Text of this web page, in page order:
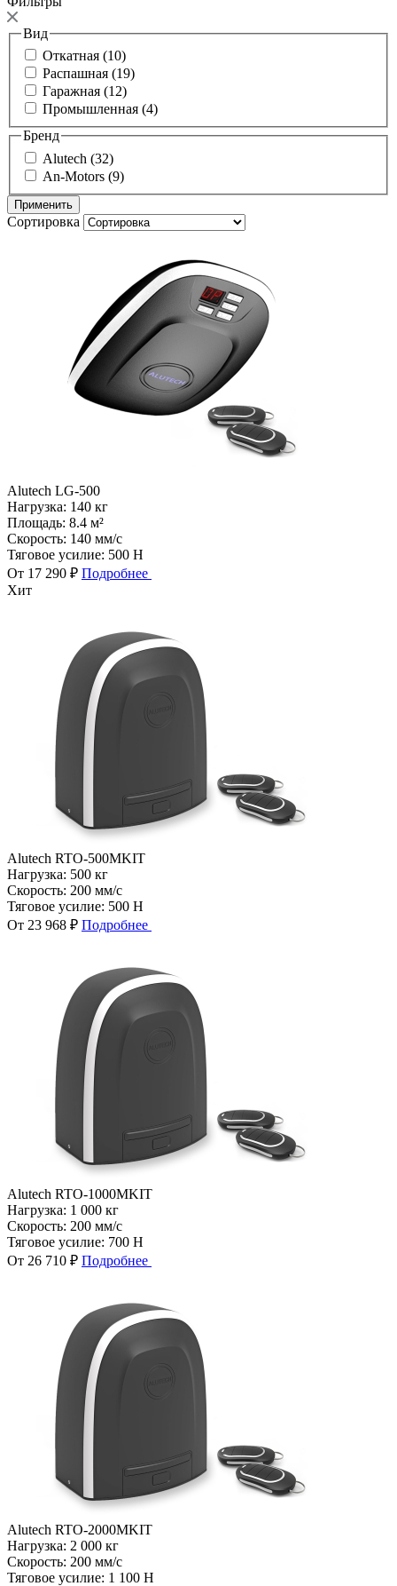
Вид
Откатная (10)
Распашная (19)
Гаражная (12)
Промышленная (4)
Бренд
Alutech (32)
An-Motors (9)
Сортировка
Alutech LG-500
Нагрузка: 140 кг
Площадь: 8.4 м²
Скорость: 140 мм/с
Тяговое усилие: 500 Н
От 17 290 ₽ Подробнее
Хит
Alutech RTO-500MKIT
Нагрузка: 500 кг
Скорость: 200 мм/с
Тяговое усилие: 500 Н
От 23 968 ₽ Подробнее
Alutech RTO-1000MKIT
Нагрузка: 1 000 кг
Скорость: 200 мм/с
Тяговое усилие: 700 Н
От 26 710 ₽ Подробнее
Alutech RTO-2000MKIT
Нагрузка: 2 000 кг
Скорость: 200 мм/с
Тяговое усилие: 1 100 Н